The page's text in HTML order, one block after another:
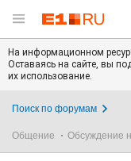
На информационном
Оставаясь на сайте, вы
их использование.
Поиск по форумам
Общение Обсуждение